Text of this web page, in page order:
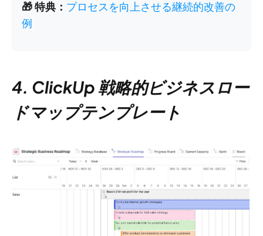
🎁 特典： プロセスを向上させる継続的改善の
例
4. ClickUp 戦略的ビジネスロー
ドマップテンプレート